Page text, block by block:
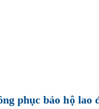
phục bảo hộ lao